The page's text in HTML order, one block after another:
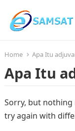
Home Apa Itu
Apa Itu
Sorry, but nothing
try again with